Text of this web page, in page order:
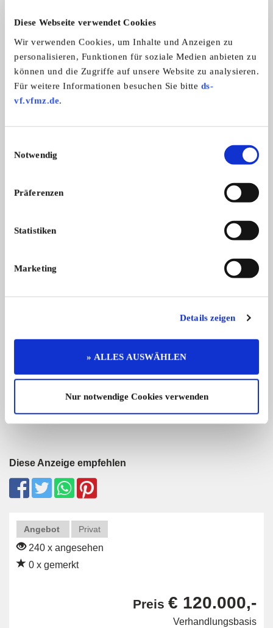
Diese Webseite verwendet Cookies
Wir verwenden Cookies, um Inhalte und Anzeigen zu
personalisieren, Funktionen für soziale Medien anbieten zu
können und die Zugriffe auf unsere Website zu analysieren.
Für weitere Informationen besuchen Sie bitte ds-
vf.vfmz.de.
Notwendig
Präferenzen
Statistiken
Marketing
Details zeigen
» ALLES AUSWÄHLEN
Nur notwendige Cookies verwenden
Fahrbereit mit Rotem Kennzeichen
Fahrbereit mit
Das könnte Sie auch interessieren
Cadillac 353
Seltener Cadillac 353 7 Sitzer , Anf ...
Mercedes-Benz
Diese Anzeige empfehlen
Angebot Privat
240 x angesehen
0 x gemerkt
Preis € 120.000,-
Verhandlungsbasis